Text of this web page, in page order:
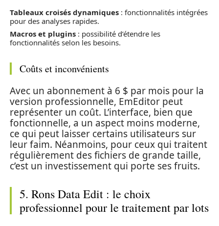
Tableaux croisés dynamiques : fonctionnalités intégrées
pour des analyses rapides.
Macros et plugins : possibilité d’étendre les
fonctionnalités selon les besoins.
Coûts et inconvénients
Avec un abonnement à 6 $ par mois pour la
version professionnelle, EmEditor peut
représenter un coût. L’interface, bien que
fonctionnelle, a un aspect moins moderne,
ce qui peut laisser certains utilisateurs sur
leur faim. Néanmoins, pour ceux qui traitent
régulièrement des fichiers de grande taille,
c’est un investissement qui porte ses fruits.
5. Rons Data Edit : le choix
professionnel pour le traitement par lots